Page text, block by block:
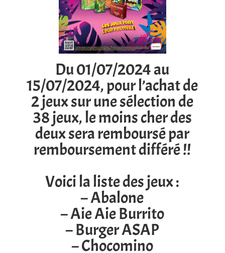
Du 01/07/2024 au
15/07/2024, pour l’achat de
2 jeux sur une sélection de
38 jeux, le moins cher des
deux sera remboursé par
remboursement différé !!
Voici la liste des jeux :
– Abalone
– Aie Aie Burrito
– Burger ASAP
– Chocomino